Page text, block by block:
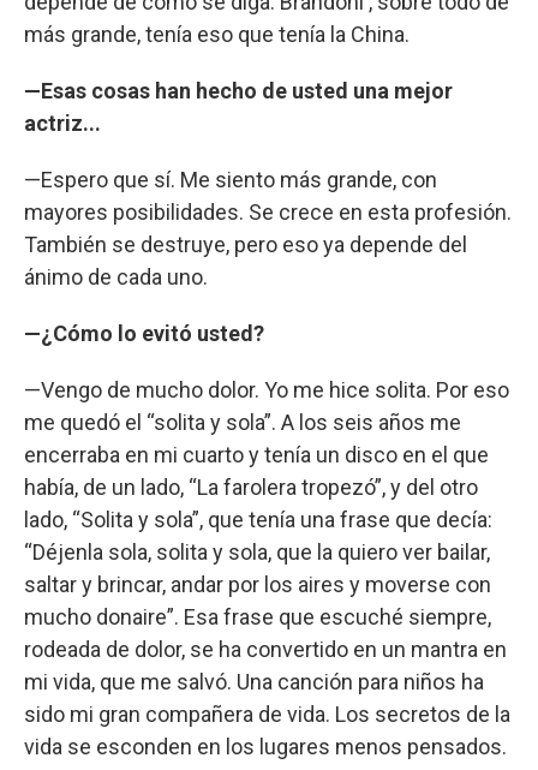
más grande, tenía eso que tenía la China.
—Esas cosas han hecho de usted una mejor
actriz...
—Espero que sí. Me siento más grande, con
mayores posibilidades. Se crece en esta profesión.
También se destruye, pero eso ya depende del
ánimo de cada uno.
—¿Cómo lo evitó usted?
—Vengo de mucho dolor. Yo me hice solita. Por eso
me quedó el “solita y sola”. A los seis años me
encerraba en mi cuarto y tenía un disco en el que
había, de un lado, “La farolera tropezó”, y del otro
lado, “Solita y sola”, que tenía una frase que decía:
“Déjenla sola, solita y sola, que la quiero ver bailar,
saltar y brincar, andar por los aires y moverse con
mucho donaire”. Esa frase que escuché siempre,
rodeada de dolor, se ha convertido en un mantra en
mi vida, que me salvó. Una canción para niños ha
sido mi gran compañera de vida. Los secretos de la
vida se esconden en los lugares menos pensados.